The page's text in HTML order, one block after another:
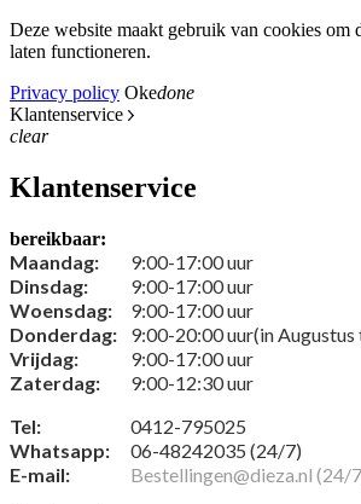
Deze website maakt gebruik van cookies om
laten functioneren.
Privacy policy Okedone
Klantenservice
clear
Klantenservice
bereikbaar:
Maandag:
9:00-17:00 uur
Dinsdag:
9:00-17:00 uur
Woensdag:
9:00-17:00 uur
Donderdag:
9:00-20:00 uur(in
Vrijdag:
9:00-17:00 uur
Zaterdag:
9:00-12:30 uur
Tel:
0412-795025
Whatsapp:
06-48242035 (24/7)
E-mail:
Bestellingen@dieza.nl (24/